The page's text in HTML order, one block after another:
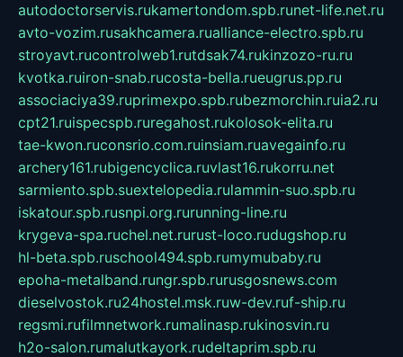
autodoctorservis.rukamertondom.spb.runet-life.net.ru
avto-vozim.rusakhcamera.rualliance-electro.spb.ru
stroyavt.rucontrolweb1.rutdsak74.rukinzozo-ru.ru
kvotka.ruiron-snab.rucosta-bella.rueugrus.pp.ru
associaciya39.ruprimexpo.spb.rubezmorchin.ruia2.ru
cpt21.ruispecspb.ruregahost.rukolosok-elita.ru
tae-kwon.ruconsrio.com.ruinsiam.ruavegainfo.ru
archery161.rubigencyclica.ruvlast16.rukorru.net
sarmiento.spb.suextelopedia.rulammin-suo.spb.ru
iskatour.spb.rusnpi.org.rurunning-line.ru
krygeva-spa.ruchel.net.rurust-loco.rudugshop.ru
hl-beta.spb.ruschool494.spb.rumymubaby.ru
epoha-metalband.rungr.spb.rurusgosnews.com
dieselvostok.ru24hostel.msk.ruw-dev.ruf-ship.ru
regsmi.rufilmnetwork.rumalinasp.rukinosvin.ru
h2o-salon.rumalutkayork.rudeltaprim.spb.ru